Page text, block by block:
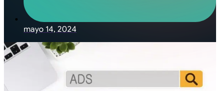
mayo 14, 2024